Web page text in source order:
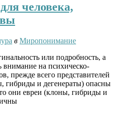
человека,
в Миропонимание
или подробность, а
внимание на психическо-
прежде всего представителей
гибриды и дегенераты) опасны
они евреи (клоны, гибриды и